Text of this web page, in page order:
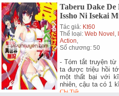
Taberu Dake De
Issho Ni Isekai
Tác giả: Kt60
Thể loại:Web Novel
Action
Số chương: 50
- Tóm tắt truyện từ
ta được triệu hồi
một thất bại với
nhiên, cậu ta có 1
Chi Tiết.